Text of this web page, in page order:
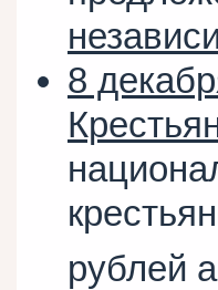
8
рублей